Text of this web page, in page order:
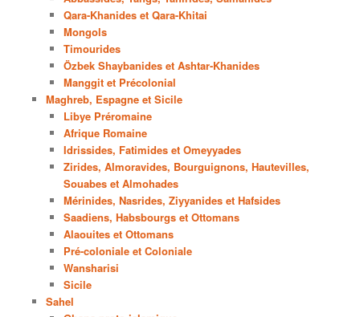
Qara-Khanides et Qara-Khitai
Mongols
Timourides
Özbek Shaybanides et Ashtar-Khanides
Manggit et Précolonial
Maghreb, Espagne et Sicile
Libye Préromaine
Afrique Romaine
Idrissides, Fatimides et Omeyyades
Zirides, Almoravides, Bourguignons, Hautevilles,
Souabes et Almohades
Mérinides, Nasrides, Ziyyanides et Hafsides
Saadiens, Habsbourgs et Ottomans
Alaouites et Ottomans
Pré-coloniale et Coloniale
Wansharisi
Sicile
Sahel